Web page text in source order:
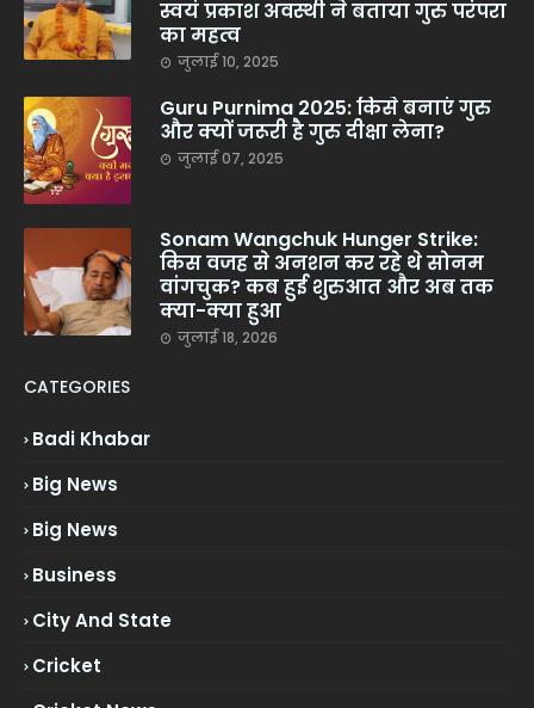
स्वयं प्रकाश अवस्थी ने बताया गुरु परंपरा
का महत्व
जुलाई 10, 2025
Guru Purnima 2025: किसे बनाएं गुरु
और क्यों जरूरी है गुरु दीक्षा लेना?
जुलाई 07, 2025
Sonam Wangchuk Hunger Strike:
किस वजह से अनशन कर रहे थे सोनम
वांगचुक? कब हुई शुरुआत और अब तक
क्या-क्या हुआ
जुलाई 18, 2026
CATEGORIES
Badi Khabar
Big News
Big News
Business
City And State
Cricket